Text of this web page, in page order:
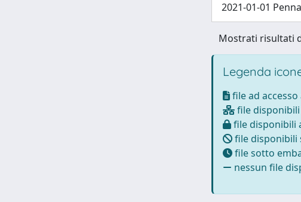
2021-01-01
Mostrati risultati
Legenda
file ad
file
file disponibili
file disponibili
file sotto
nessun file